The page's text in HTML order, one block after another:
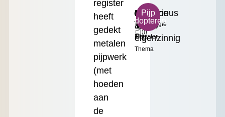
register
heeft
gedekt
metalen
pijpwerk
(met
hoeden
aan
de
c³
Toonhoogte
Mysterieus
&
eigenzinnig
Thema
Bourdon
16'
Register
Klein
Formaat
€
17.50
Prijs
Pijp
adopteren